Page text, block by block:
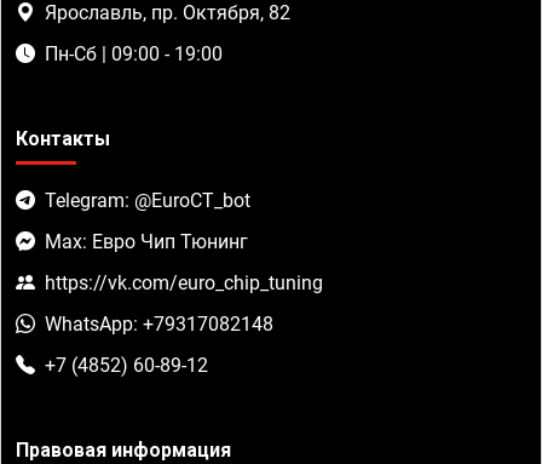
Ярославль, пр. Октября, 82
Пн-Сб | 09:00 - 19:00
Контакты
Telegram: @EuroCT_bot
Max: Евро Чип Тюнинг
https://vk.com/euro_chip_tuning
WhatsApp: +79317082148
+7 (4852) 60-89-12
Правовая информация